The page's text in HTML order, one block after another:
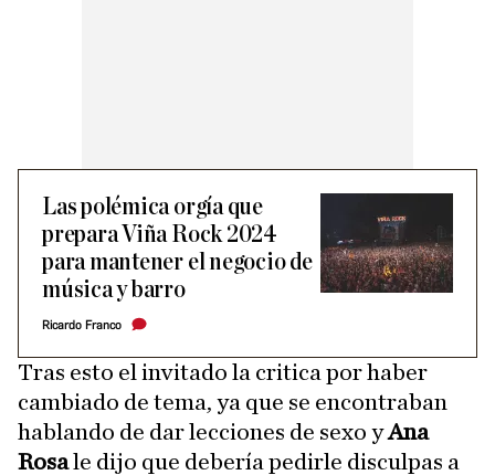
Las polémica orgía que
prepara Viña Rock 2024
para mantener el negocio de
música y barro
Ricardo Franco
Tras esto el invitado la critica por haber
cambiado de tema, ya que se encontraban
hablando de dar lecciones de sexo yAna
Rosale dijo que debería pedirle disculpas a